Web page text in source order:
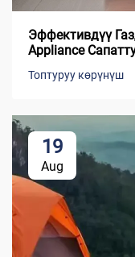
Эффективдүү
Appliance
Топтуруу көрүнүш
19
Aug